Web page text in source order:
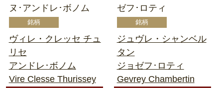
ヌ･アンドレ･ボノム
ヴィレ・クレッセ チュ
リセ
アンドレ･ボノム
Vire Clesse Thurissey
ゼフ･ロティ
ジュヴレ・シャンベル
タン
ジョゼフ･ロティ
Gevrey Chambertin